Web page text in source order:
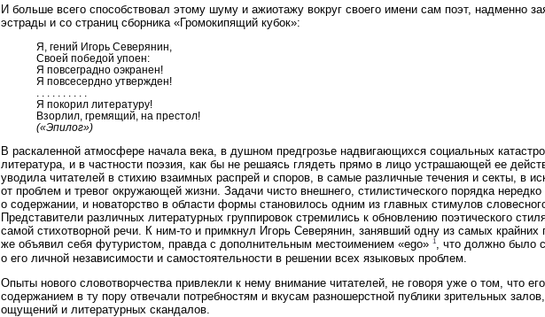
И больше всего способствовал этому шуму и ажиотажу вокруг своего имени сам поэт, надменно
эстрады и со страниц сборника «Громокипящий кубок»:
Я, гений Игорь Северянин,
Своей победой упоен:
Я повсеградно оэкранен!
Я повсесердно утвержден!
Я покорил литературу!
Взорлил, гремящий, на престол!
(«Эпилог»)
В раскаленной атмосфере начала века, в душном предгрозье надвигающихся социальных
литература, и в частности поэзия, как бы не решаясь глядеть прямо в лицо устрашающей ее
уводила читателей в стихию взаимных распрей и споров, в самые различные течения и секты, в
от проблем и тревог окружающей жизни. Задачи чисто внешнего, стилистического порядка
о содержании, и новаторство в области формы становилось одним из главных стимулов
Представители различных литературных группировок стремились к обновлению поэтического
самой стихотворной речи. К ним-то и примкнул Игорь Северянин, занявший одну из самых крайних
же объявил себя футуристом, правда с дополнительным местоимением «ego» 1, что должно было
о его личной независимости и самостоятельности в решении всех языковых проблем.
Опыты нового словотворчества привлекли к нему внимание читателей, не говоря уже о том, что
содержанием в ту пору отвечали потребностям и вкусам разношерстной публики зрительных
ощущений и литературных скандалов.